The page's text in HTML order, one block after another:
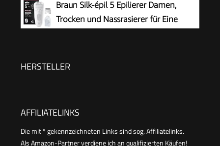
Braun Silk-épil 5 Epilierer Damen,
Trocken und Nassrasierer für Eine
Rasieraufsatz und Trimmeraufsatz — 5-041,
HERSTELLER
AFFILIATELINKS
Die mit * gekennzeichneten Links sind sog. Affiliatelinks.
Als Amazon-Partner verdiene ich an qualifizierten Käufen!